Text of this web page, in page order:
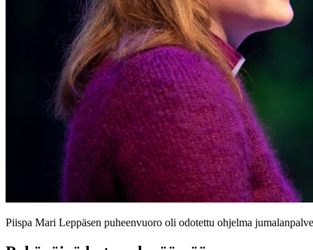
Piispa Mari Leppäsen puheenvuoro oli odotettu ohjelma